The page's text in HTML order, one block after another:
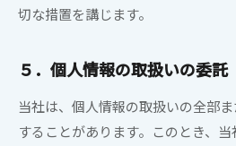
切な措置を講じます。
５．個人情報の取扱いの委託
当社は、個人情報の取扱いの全部
することがあります。このとき、